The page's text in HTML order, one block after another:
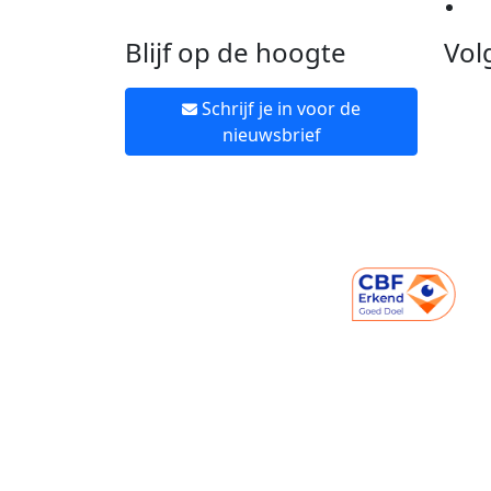
Blijf op de hoogte
Schrijf je in voor de
nieuwsbrief